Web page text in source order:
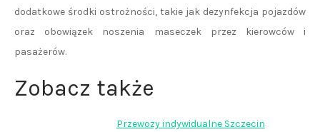
dodatkowe środki ostrożności, takie jak dezynfekcja pojazdów
oraz obowiązek noszenia maseczek przez kierowców i
pasażerów.
Zobacz także
Przewozy indywidualne Szczecin